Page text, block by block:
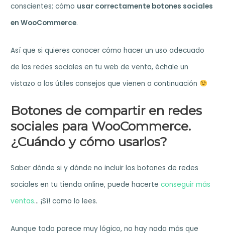
conscientes; cómo usar correctamente botones sociales
en WooCommerce.
Así que si quieres conocer cómo hacer un uso adecuado
de las redes sociales en tu web de venta, échale un
vistazo a los útiles consejos que vienen a continuación
Botones de compartir en redes
sociales para WooCommerce.
¿Cuándo y cómo usarlos?
Saber dónde si y dónde no incluir los botones de redes
sociales en tu tienda online, puede hacerteconseguir más
ventas… ¡Sí! como lo lees.
Aunque todo parece muy lógico, no hay nada más que